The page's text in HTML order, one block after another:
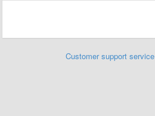
Customer support service